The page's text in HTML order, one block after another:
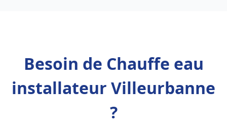
Besoin de Chauffe eau
installateur Villeurbanne
?